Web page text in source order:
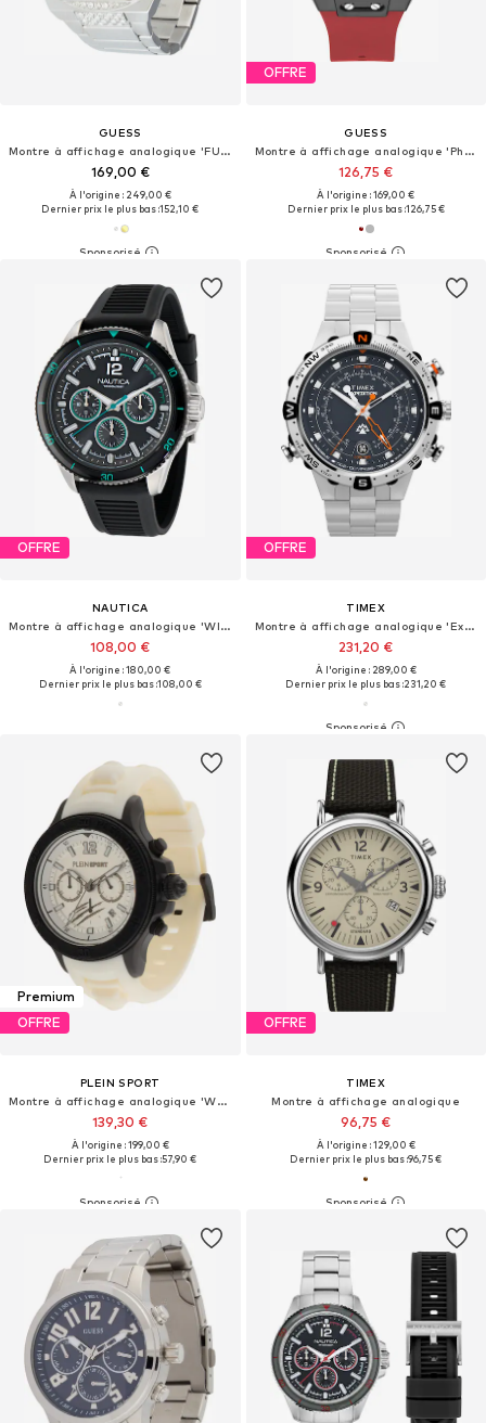
GUESS
Montre à affichage analogique 'FURY'
169,00 €
À l'origine : 249,00 €
Dernier prix le plus bas :152,10 €
OFFRE
GUESS
Montre à affichage analogique 'Phoenix'
126,75 €
À l'origine : 169,00 €
Dernier prix le plus bas :126,75 €
OFFRE
NAUTICA
Montre à affichage analogique 'WINDROSE '
108,00 €
À l'origine : 180,00 €
Dernier prix le plus bas :108,00 €
OFFRE
TIMEX
Montre à affichage analogique 'Expedition Tide-Temp-Compass'
231,20 €
À l'origine : 289,00 €
Dernier prix le plus bas :231,20 €
Premium
OFFRE
PLEIN SPORT
Montre à affichage analogique 'Warrior Tech'
139,30 €
À l'origine : 199,00 €
Dernier prix le plus bas :57,90 €
OFFRE
TIMEX
Montre à affichage analogique
96,75 €
À l'origine : 129,00 €
Dernier prix le plus bas :96,75 €